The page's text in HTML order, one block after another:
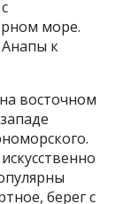
море.
к
восточном
берег с